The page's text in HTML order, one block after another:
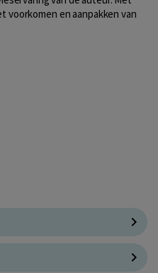
voorkomen en aanpakken van